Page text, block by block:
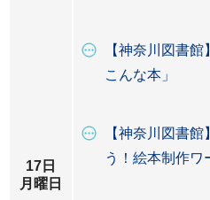
17日
月曜日
【神奈川図書
こんな本」
【神奈川図書
う！絵本制作ワ